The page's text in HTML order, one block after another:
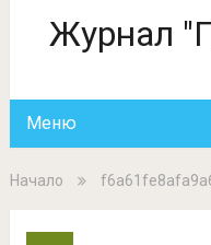
Журнал
Меню
Начало